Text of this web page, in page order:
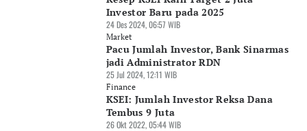
Investor Baru pada 2025
24 Des 2024, 06:57 WIB
Market
Pacu Jumlah Investor, Bank Sinarmas
jadi Administrator RDN
25 Jul 2024, 12:11 WIB
Finance
KSEI: Jumlah Investor Reksa Dana
Tembus 9 Juta
26 Okt 2022, 05:44 WIB